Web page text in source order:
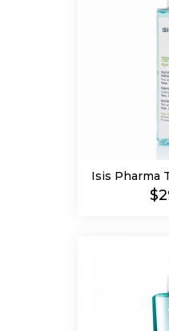
Isis Pharma